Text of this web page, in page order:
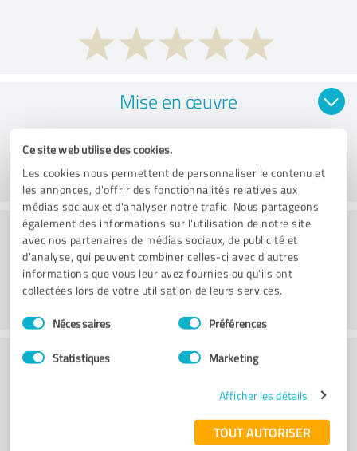
Ce site web utilise des cookies.
Les cookies nous permettent de personnaliser le contenu et
les annonces, d'offrir des fonctionnalités relatives aux
médias sociaux et d'analyser notre trafic. Nous partageons
également des informations sur l'utilisation de notre site
avec nos partenaires de médias sociaux, de publicité et
d'analyse, qui peuvent combiner celles-ci avec d'autres
informations que vous leur avez fournies ou qu'ils ont
collectées lors de votre utilisation de leurs services.
Sélection
du
Nécessaires Préférences
Statistiques Marketing
Afficher les détails
TOUT AUTORISER
Mise en œuvre
Conseil
Service à la clientèle